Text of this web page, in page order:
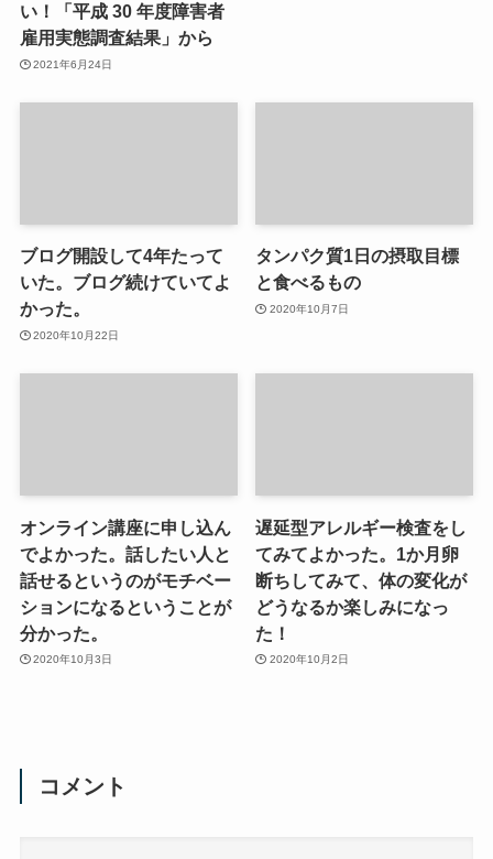
い！「平成 30 年度障害者
雇用実態調査結果」から
2021年6月24日
ブログ開設して4年たって
いた。ブログ続けていてよ
かった。
2020年10月22日
タンパク質1日の摂取目標
と食べるもの
2020年10月7日
オンライン講座に申し込ん
でよかった。話したい人と
話せるというのがモチベー
ションになるということが
分かった。
2020年10月3日
遅延型アレルギー検査をし
てみてよかった。1か月卵
断ちしてみて、体の変化が
どうなるか楽しみになっ
た！
2020年10月2日
コメント